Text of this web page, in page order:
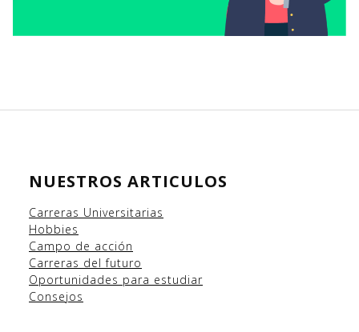
NUESTROS ARTICULOS
Carreras Universitarias
Hobbies
Campo de acción
Carreras del futuro
Oportunidades para estudiar
Consejos